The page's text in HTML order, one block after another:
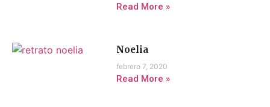
Read More »
Noelia
febrero 7, 2020
Read More »